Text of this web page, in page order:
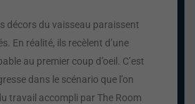
décors du vaisseau paraissent
En réalité, ils recèlent d’une
au premier coup d’oeil. C’est
dans le scénario que l’on
travail accompli par The Room